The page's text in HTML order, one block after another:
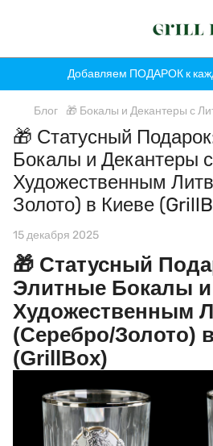
Добавляем ПОДАРОК к
Блог 🎁 Бокалы и Декантеры с
🎁 Статусный
Бокалы и Декантеры с
Художественным
Золото) в Киеве
15 декабря 2025
🎁 Статусный
Элитные Бокалы и
Художественным
(Серебро/Золото)
(GrillBox)